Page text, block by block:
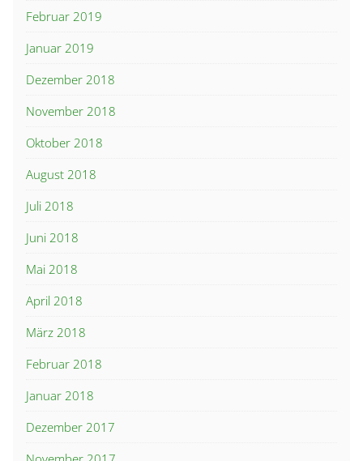
Februar 2019
Januar 2019
Dezember 2018
November 2018
Oktober 2018
August 2018
Juli 2018
Juni 2018
Mai 2018
April 2018
März 2018
Februar 2018
Januar 2018
Dezember 2017